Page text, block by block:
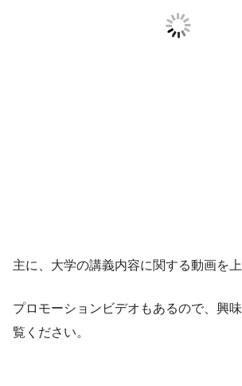
主に、大学の講義内容に関する動画を上
プロモーションビデオもあるので、興
覧ください。